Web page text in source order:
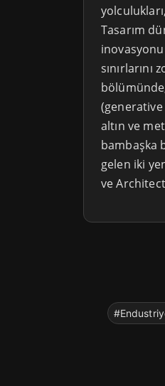
Tasarım
altın ve
bambaşka
gelen iki
ve